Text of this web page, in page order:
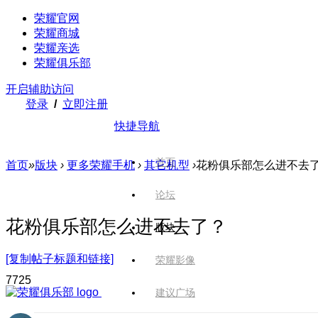
荣耀官网
荣耀商城
荣耀亲选
荣耀俱乐部
开启辅助访问
登录 / 立即注册
快捷导航
首页
论坛
版块
荣耀影像
建议广场
首页»版块 › 更多荣耀手机 › 其它机型 ›花粉俱乐部怎么进不去
花粉俱乐部怎么进不去了？
[复制帖子标题和链接]
7725